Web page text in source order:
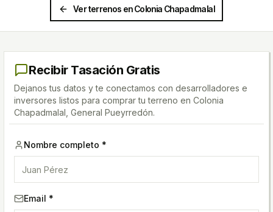
Ver terrenos enColonia Chapadmalal
Recibir Tasación Gratis
Dejanos tus datos y te conectamos con desarrolladores e
inversores listos para comprar tu terreno en Colonia
Chapadmalal, General Pueyrredón.
Nombre completo *
Email *